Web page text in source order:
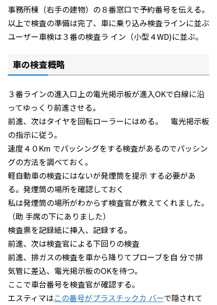
事務所棟（右手の建物）の８番窓口で予約番号を伝える。
以上で検査の準備は完了、車に乗り込み検査ラインに並ぶ
ユーザー車検は３番の検査ラ イン（小型４WD)に並ぶ。
車の検査概略
３番ラインの進入口上の電光掲示板が進入OKで白線に沿
ってゆっくり前進させる。
前進、次はタイヤを回転ローラーにはめる。 電光掲示板
の指示に従う。
速度４０Km でパッシングをする検査があるのでパッシン
グの方法を調べておく。
軽自動車の検査にはないが発煙筒を提示 する必要があ
る。発煙筒の場所を確認しておく
私は発煙筒の場所がわからず検査官が教えてくれました。
（助 手席の下にありました）
検査票を記録紙に挿入、記録する。
前進、次は検査官による下回りの検査
前進、排ガスの検査を車から降りてプローブを自 分で排
気管に差込、電光掲示板のOKを待つ。
ここで車台番号を検査官が確認する。
エスティマはこの番号がプラスチックカ バーで隠されて